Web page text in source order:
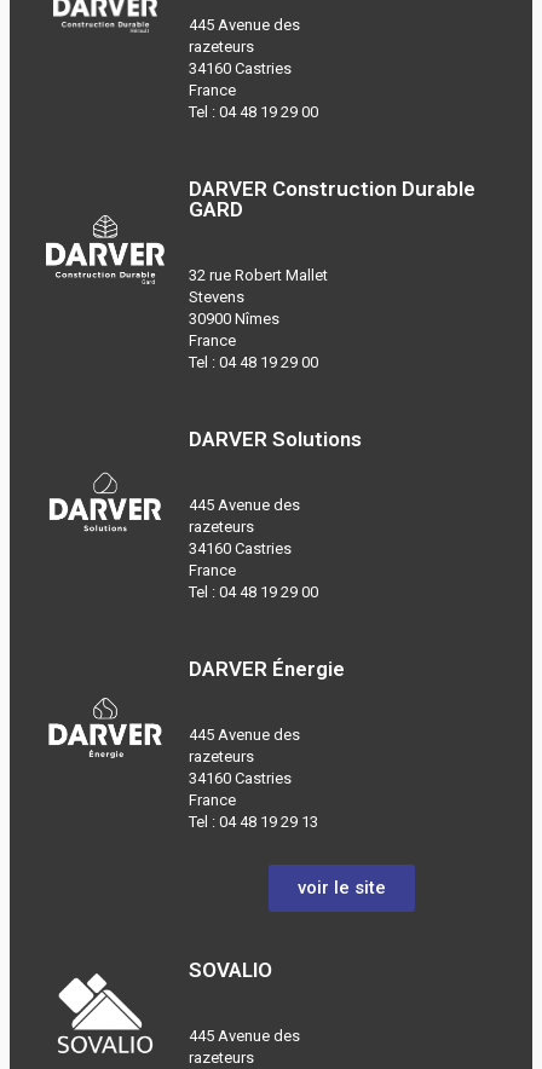
445 Avenue des
razeteurs
34160 Castries
France
Tel :04 48 19 29 00
DARVER Construction Durable
GARD
32 rue Robert Mallet
Stevens
30900 Nîmes
France
Tel :04 48 19 29 00
DARVER Solutions
445 Avenue des
razeteurs
34160 Castries
France
Tel :04 48 19 29 00
DARVER Énergie
445 Avenue des
razeteurs
34160 Castries
France
Tel :04 48 19 29 13
voir le site
SOVALIO
445 Avenue des
razeteurs